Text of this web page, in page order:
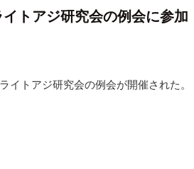
トアジ研究会の例会に参加
トアジ研究会の例会が開催された。